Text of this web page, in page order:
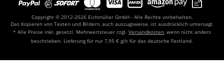
Copyright © 2012-2026 Eichmüller GmbH - Alle Rechte vorbehalten.
Das Kopieren von Texten und Bildern, auch auszugsweise, ist ausdrücklich untersagt.
* Alle Preise inkl. gesetzl. Mehrwertsteuer zzgl. Versandkosten, wenn nicht anders
beschrieben. Lieferung für nur 7,95 € gilt für das deutsche Festland.